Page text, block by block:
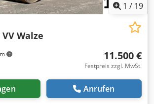
1 / 19
VV Walze
11.500 €
Festpreis zzgl. MwSt.
Anrufen